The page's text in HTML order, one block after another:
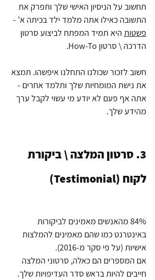
תחשוב על הניסיון האישי שלך ותפרק את
התשובה כאילו אתה מלמד ילד בכיתה א' -
פשטות היא תמיד המפתח לביצוע סרטון
הדרכה \ סרטון How-To.
חשוב לזכור שכולנו התחלנו איפשהו. תמצא
את נישת המומחיות שלך ותלמד אחרים -
אתה אף פעם לא יודע מי עשוי לקבל ערך
מהידע שלך.
3. סרטון המלצה \ ביקורת
לקוח (Testimonial)
84% מהאנשים מאמינים לביקורות
באינטרנט כמו שהם מאמינים להמלצות
אישיות (על פי סקר מ-2016).
אם המספרים הם כאלה, סרטוני המלצה
חייבים להיות בראש סדר העדיפויות שלך.